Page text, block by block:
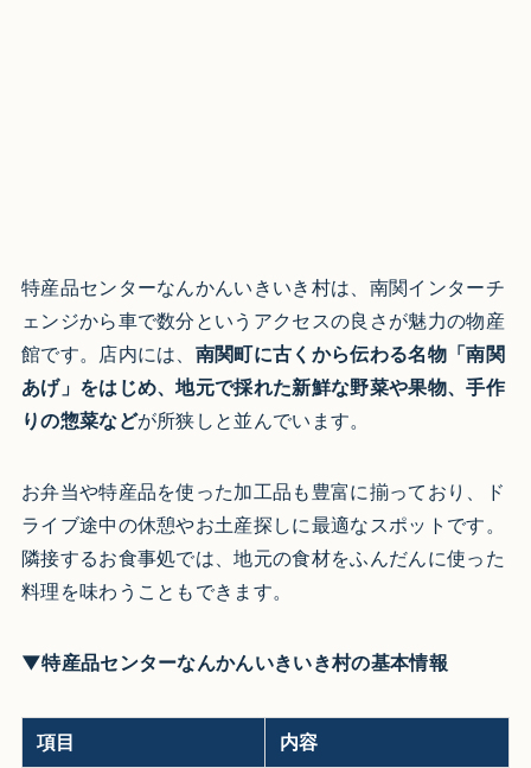
特産品センターなんかんいきいき村は、南関インターチ
ェンジから車で数分というアクセスの良さが魅力の物産
館です。店内には、 南関町に古くから伝わる名物「南関
あげ」をはじめ、地元で採れた新鮮な野菜や果物、手作
りの惣菜などが所狭しと並んでいます。
お弁当や特産品を使った加工品も豊富に揃っており、ド
ライブ途中の休憩やお土産探しに最適なスポットです。
隣接するお食事処では、地元の食材をふんだんに使った
料理を味わうこともできます。
▼特産品センターなんかんいきいき村の基本情報
項目 内容